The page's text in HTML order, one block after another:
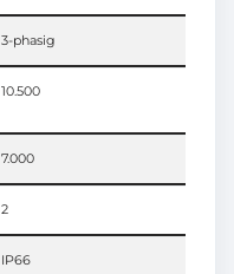
3-phasig
10.500
7.000
2
IP66